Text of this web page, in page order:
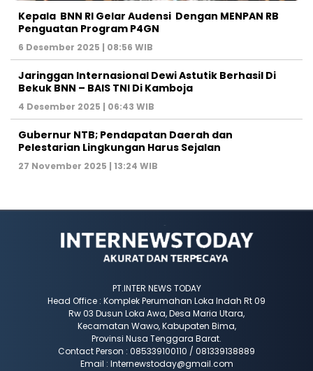
Kepala BNN RI Gelar Audensi Dengan MENPAN RB
Penguatan Program P4GN
6 Desember 2025 | 08:56 WIB
Jaringgan Internasional Dewi Astutik Berhasil Di
Bekuk BNN – BAIS TNI Di Kamboja
4 Desember 2025 | 06:43 WIB
Gubernur NTB; Pendapatan Daerah dan
Pelestarian Lingkungan Harus Sejalan
27 November 2025 | 13:24 WIB
PT.INTER NEWS TODAY
Head Office : Komplek Perumahan Loka Indah Rt 09
Rw 03 Dusun Loka Awa, Desa Maria Utara,
Kecamatan Wawo, Kabupaten Bima,
Provinsi Nusa Tenggara Barat.
Contact Person : 085339100110 / 081339138889
Email : Internewstoday@gmail.com